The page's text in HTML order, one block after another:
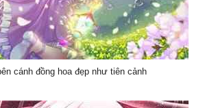
cánh đồng hoa đẹp như tiên cảnh